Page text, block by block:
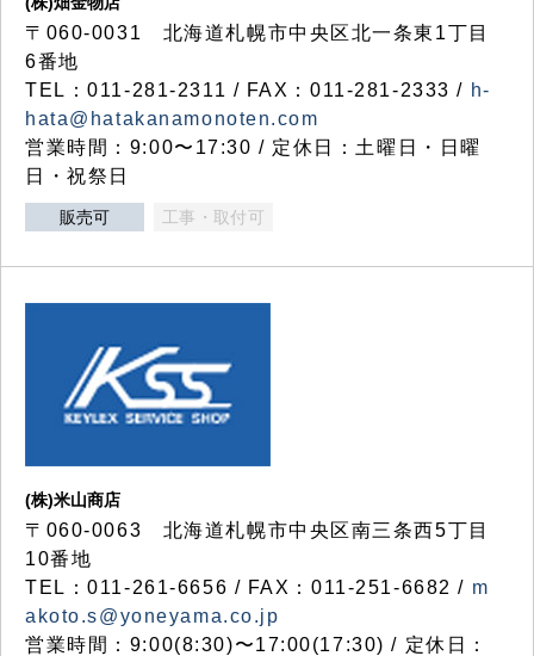
〒060-0031 北海道札幌市中央区北一条東1丁目
6番地
TEL：011-281-2311 / FAX：011-281-2333 / h-
hata@hatakanamonoten.com
営業時間：9:00〜17:30 / 定休日：土曜日・日曜
日・祝祭日
販売可 工事・取付可
(株)米山商店
〒060-0063 北海道札幌市中央区南三条西5丁目
10番地
TEL：011-261-6656 / FAX：011-251-6682 / m
akoto.s@yoneyama.co.jp
営業時間：9:00(8:30)〜17:00(17:30) / 定休日：